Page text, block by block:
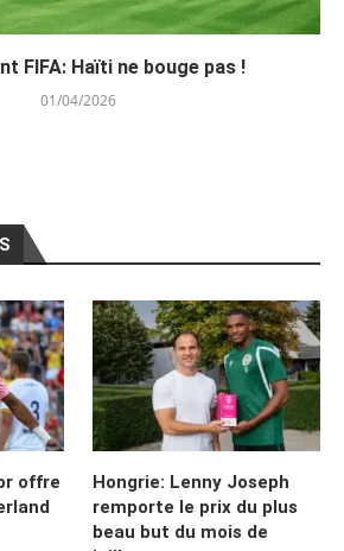
FIFA: Haïti ne bouge pas !
01/04/2026
offre
Hongrie: Lenny Joseph
remporte le prix du plus
beau but du mois de